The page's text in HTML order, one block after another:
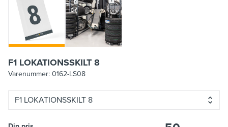
F1 LOKATIONSSKILT 8
Varenummer: 0162-LS08
F1 LOKATIONSSKILT 8